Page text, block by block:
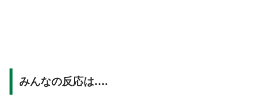
みんなの反応は….